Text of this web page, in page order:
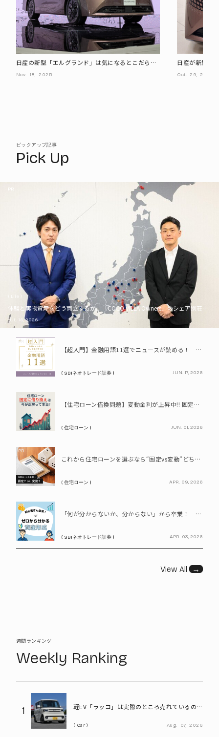
日産の新型「エルグランド」は気になるとこだらけ!
担当者にいろいろ聞いてみた
Nov. 18, 2025
日産が新型「
りないものを
Oct. 29, 2025
ピックアップ記事
Pick Up
PR
体験と実物資産をどう両立するか。「COCO VILLA Owners」のシェア別荘とい
JUL. 16, 2026
PR
【超入門】金融用語11選でニュースが読める！ 知識ゼロからの賢い資産の育て方
( SBIネオトレード証券 ) JUN. 17, 2026
【住宅ローン借換問題】変動金利が上昇中!! 固定に借り換えるなら今が正解って本当? シミュレーションで比較してみよう
( 住宅ローン ) JUN. 01, 2026
PR
これから住宅ローンを選ぶなら“固定vs変動”どちらが正解? 9割が利用したいと答えた「いま決めなくてもいい」ローンとは!?
( 住宅ローン ) APR. 09, 2026
PR
「何が分からないか、分からない」から卒業！ SBIネオトレード証券で学ぶ、はじめての資産形成
( SBIネオトレード証券 ) APR. 03, 2026
View All →
週間ランキング
Weekly Ranking
1
軽EV「ラッコ」は実際のところ売れているの
Car Aug. 07, 2026